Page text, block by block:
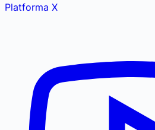
Platforma X